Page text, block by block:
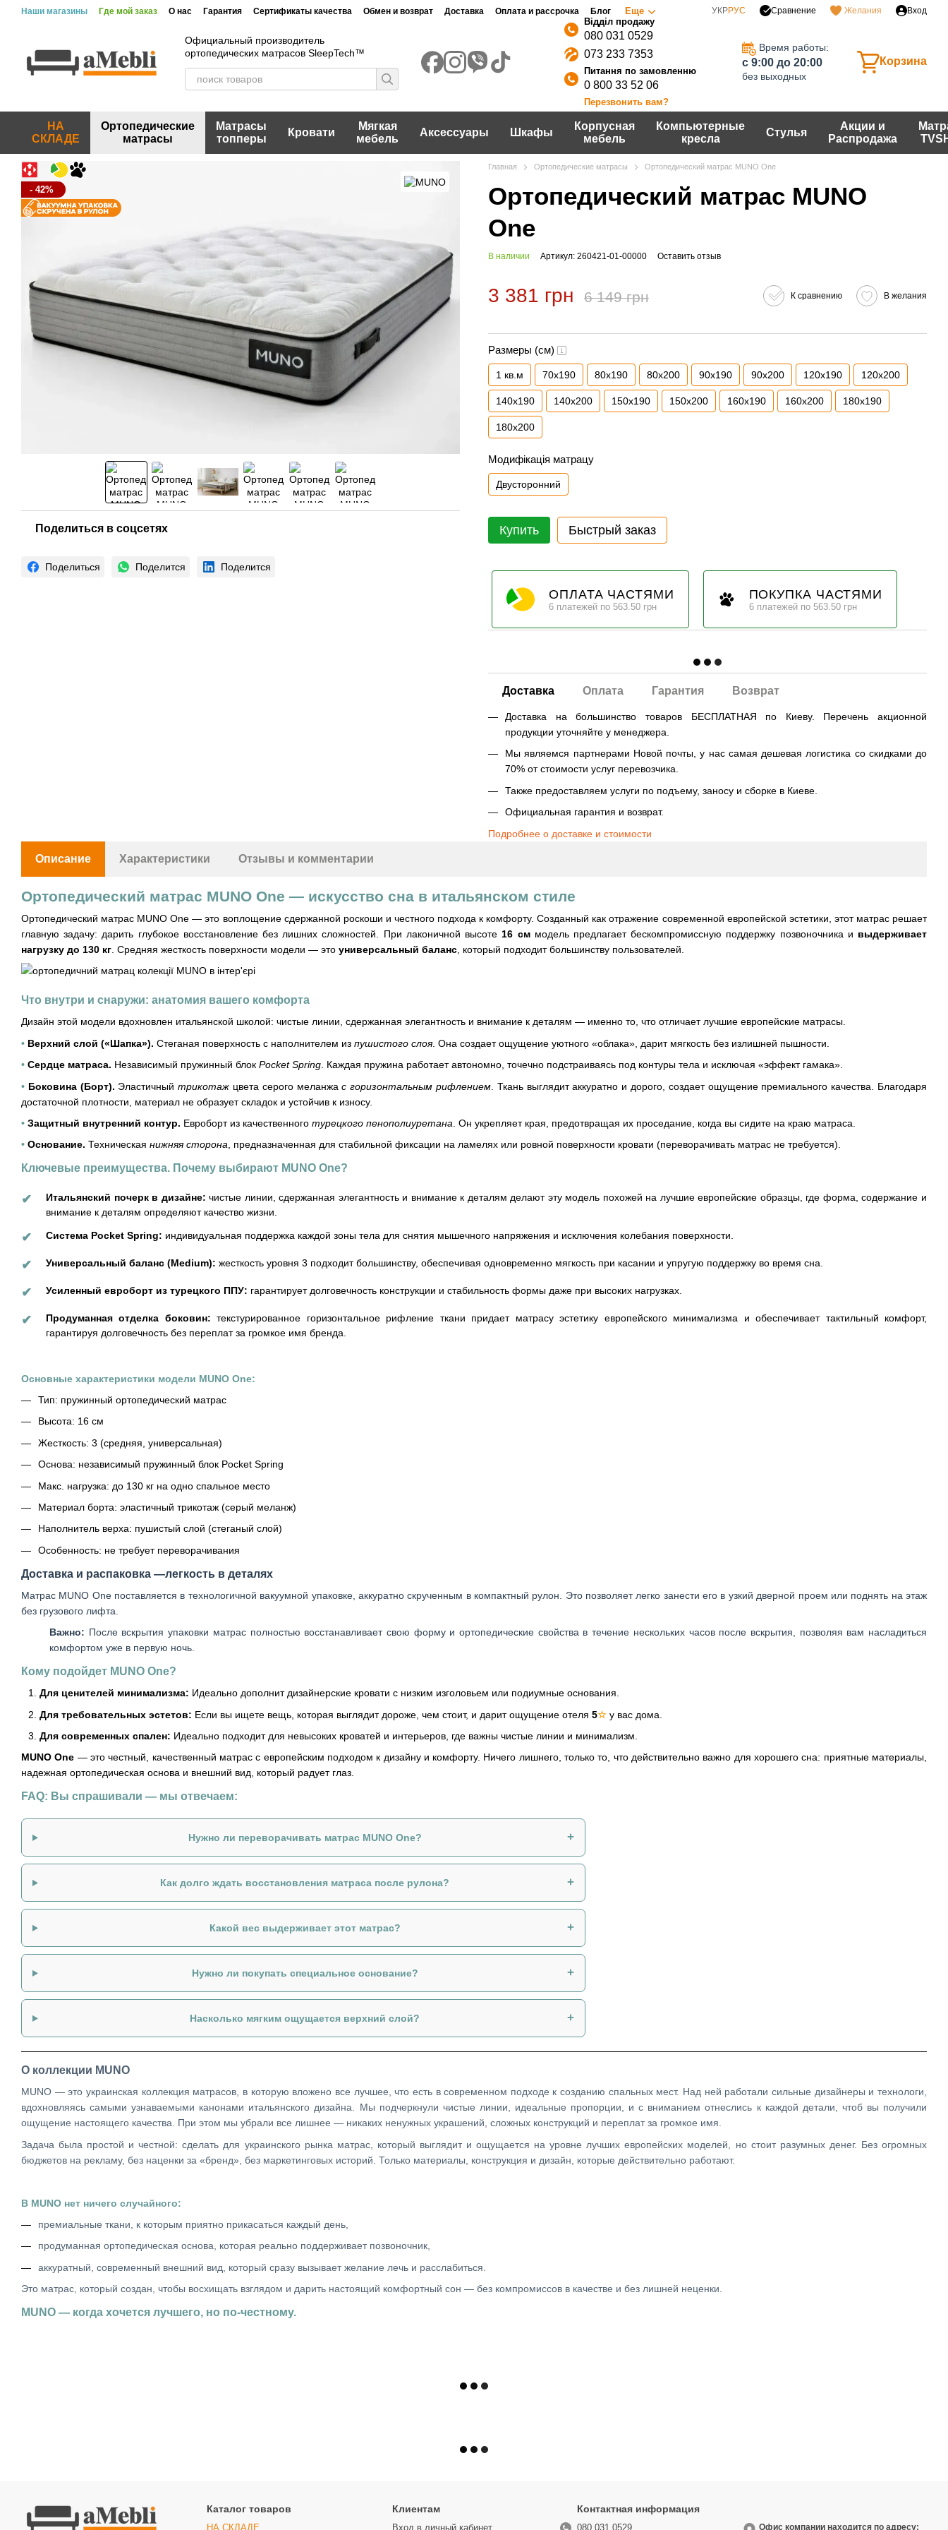
Перейти к основному контенту
Наши магазины Где мой заказ О нас Гарантия Сертификаты качества Обмен и возврат Доставка Оплата и рассрочка Блог Еще УКРРУС Сравнение Желания Вход
Официальный производитель
ортопедических матрасов SleepTech™
080 031 0529
073 233 7353
0 800 33 52 06
Перезвонить вам?
Время работы:
c 9:00 до 20:00
без выходных
Корзина
НА
СКЛАДЕ
Ортопедические
матрасы
Матрасы
топперы
Кровати
Мягкая
мебель
Аксессуары Шкафы
Корпусная
мебель
Компьютерные
кресла
Стулья
Акции и
Распродажа
- 42%
Поделиться в соцсетях
Поделиться Поделится Поделится
Главная Ортопедические матрасы Ортопедический матрас MUNO One
Ортопедический матрас MUNO
One
В наличии Артикул: 260421-01-00000 Оставить отзыв
3 381 грн 6 149 грн К сравнению В желания
Размеры (см)
1 кв.м 70х190 80х190 80х200 90х190 90х200 120х190 120х200
140х190 140х200 150х190 150х200 160х190 160х200 180х190
180х200
Модифікація матрацу
Двусторонний
Купить Быстрый заказ
ОПЛАТА ЧАСТЯМИ
6 платежей по 563.50 грн
ПОКУПКА ЧАСТЯМИ
6 платежей по 563.50 грн
Доставка Оплата Гарантия Возврат
Доставка на большинство товаров БЕСПЛАТНАЯ по Киеву. Перечень акционной
продукции уточняйте у менеджера.
Мы являемся партнерами Новой почты, у нас самая дешевая логистика со скидками до
70% от стоимости услуг перевозчика.
Также предоставляем услуги по подъему, заносу и сборке в Киеве.
Официальная гарантия и возврат.
Подробнее о доставке и стоимости
Описание Характеристики Отзывы и комментарии
Ортопедический матрас MUNO One — искусство сна в итальянском стиле
Ортопедический матрас MUNO One — это воплощение сдержанной роскоши и честного подхода к комфорту. Созданный как отражение современной европейской эстетики, этот матрас решает
главную задачу: дарить глубокое восстановление без лишних сложностей. При лаконичной высоте 16 сммодель предлагает бескомпромиссную поддержку позвоночника и выдерживает
нагрузку до 130 кг . Средняя жесткость поверхности модели — это универсальный баланс , который подходит большинству пользователей.
Что внутри и снаружи: анатомия вашего комфорта
Дизайн этой модели вдохновлен итальянской школой: чистые линии, сдержанная элегантность и внимание к деталям — именно то, что отличает лучшие европейские матрасы.
• Верхний слой («Шапка»). Стеганая поверхность с наполнителем из пушистого слоя. Она создает ощущение уютного «облака», дарит мягкость без излишней пышности.
• Сердце матраса. Независимый пружинный блок Pocket Spring . Каждая пружина работает автономно, точечно подстраиваясь под контуры тела и исключая «эффект гамака».
• Боковина (Борт). Эластичныйтрикотаж цвета серого меланжас горизонтальным рифлением . Ткань выглядит аккуратно и дорого, создает ощущение премиального качества. Благодаря
достаточной плотности, материал не образует складок и устойчив к износу.
• Защитный внутренний контур. Евроборт из качественного турецкого пенополиуретана . Он укрепляет края, предотвращая их проседание, когда вы сидите на краю матраса.
• Основание. Техническая нижняя сторона, предназначенная для стабильной фиксации на ламелях или ровной поверхности кровати (переворачивать матрас не требуется).
Ключевые преимущества. Почему выбирают MUNO One?
✔ Итальянский почерк в дизайне: чистые линии, сдержанная элегантность и внимание к деталям делают эту модель похожей на лучшие европейские образцы, где форма, содержание и
внимание к деталям определяют качество жизни.
✔ Система Pocket Spring: индивидуальная поддержка каждой зоны тела для снятия мышечного напряжения и исключения колебания поверхности.
✔ Универсальный баланс (Medium): жесткость уровня 3 подходит большинству, обеспечивая одновременно мягкость при касании и упругую поддержку во время сна.
✔ Усиленный евроборт из турецкого ППУ: гарантирует долговечность конструкции и стабильность формы даже при высоких нагрузках.
✔ Продуманная отделка боковин: текстурированное горизонтальное рифление ткани придает матрасу эстетику европейского минимализма и обеспечивает тактильный комфорт,
гарантируя долговечность без переплат за громкое имя бренда.
Основные характеристики модели MUNO One:
Тип: пружинный ортопедический матрас
Высота: 16 см
Жесткость: 3 (средняя, универсальная)
Основа: независимый пружинный блок Pocket Spring
Макс. нагрузка: до 130 кг на одно спальное место
Материал борта: эластичный трикотаж (серый меланж)
Наполнитель верха: пушистый слой (стеганый слой)
Особенность: не требует переворачивания
Доставка и распаковка —легкость в деталях
Матрас MUNO One поставляется в технологичной вакуумной упаковке, аккуратно скрученным в компактный рулон. Это позволяет легко занести его в узкий дверной проем или поднять на этаж
без грузового лифта.
Важно: После вскрытия упаковки матрас полностью восстанавливает свою форму и ортопедические свойства в течение нескольких часов после вскрытия, позволяя вам насладиться
комфортом уже в первую ночь.
Кому подойдет MUNO One?
Для ценителей минимализма: Идеально дополнит дизайнерские кровати с низким изголовьем или подиумные основания.
Для требовательных эстетов: Если вы ищете вещь, которая выглядит дороже, чем стоит, и дарит ощущение отеля 5☆ у вас дома.
Для современных спален: Идеально подходит для невысоких кроватей и интерьеров, где важны чистые линии и минимализм.
MUNO One — это честный, качественный матрас с европейским подходом к дизайну и комфорту. Ничего лишнего, только то, что действительно важно для хорошего сна: приятные материалы,
надежная ортопедическая основа и внешний вид, который радует глаз.
FAQ: Вы спрашивали — мы отвечаем:
Нужно ли переворачивать матрас MUNO One? +
Как долго ждать восстановления матраса после рулона? +
Какой вес выдерживает этот матрас? +
Нужно ли покупать специальное основание? +
Насколько мягким ощущается верхний слой? +
О коллекции MUNO
MUNO — это украинская коллекция матрасов, в которую вложено все лучшее, что есть в современном подходе к созданию спальных мест. Над ней работали сильные дизайнеры и технологи,
вдохновляясь самыми узнаваемыми канонами итальянского дизайна. Мы подчеркнули чистые линии, идеальные пропорции, и с вниманием отнеслись к каждой детали, чтоб вы получили
ощущение настоящего качества. При этом мы убрали все лишнее — никаких ненужных украшений, сложных конструкций и переплат за громкое имя.
Задача была простой и честной: сделать для украинского рынка матрас, который выглядит и ощущается на уровне лучших европейских моделей, но стоит разумных денег. Без огромных
бюджетов на рекламу, без наценки за «бренд», без маркетинговых историй. Только материалы, конструкция и дизайн, которые действительно работают.
В MUNO нет ничего случайного:
премиальные ткани, к которым приятно прикасаться каждый день,
продуманная ортопедическая основа, которая реально поддерживает позвоночник,
аккуратный, современный внешний вид, который сразу вызывает желание лечь и расслабиться.
Это матрас, который создан, чтобы восхищать взглядом и дарить настоящий комфортный сон — без компромиссов в качестве и без лишней неценки.
MUNO — когда хочется лучшего, но по-честному.
Каталог товаров
НА СКЛАДЕ
Клиентам
Вход в личный кабинет
Контактная информация
080 031 0529 Офис компании находится по адресу: